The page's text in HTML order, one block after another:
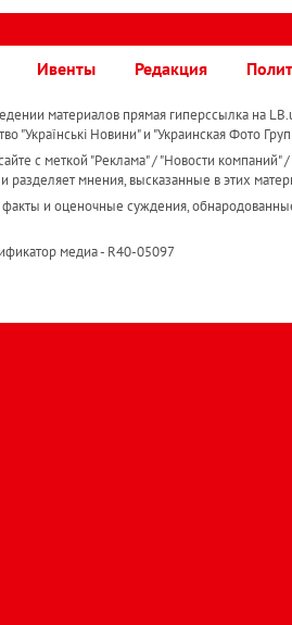
Ивенты Редакция
материалов прямая гиперссылка на
"Українськi Новини" и "Украинская Фото
с меткой "Реклама" / "Новости
и разделяет мнения, высказанные в этих
факты и оценочные суждения,
медиа - R40-05097